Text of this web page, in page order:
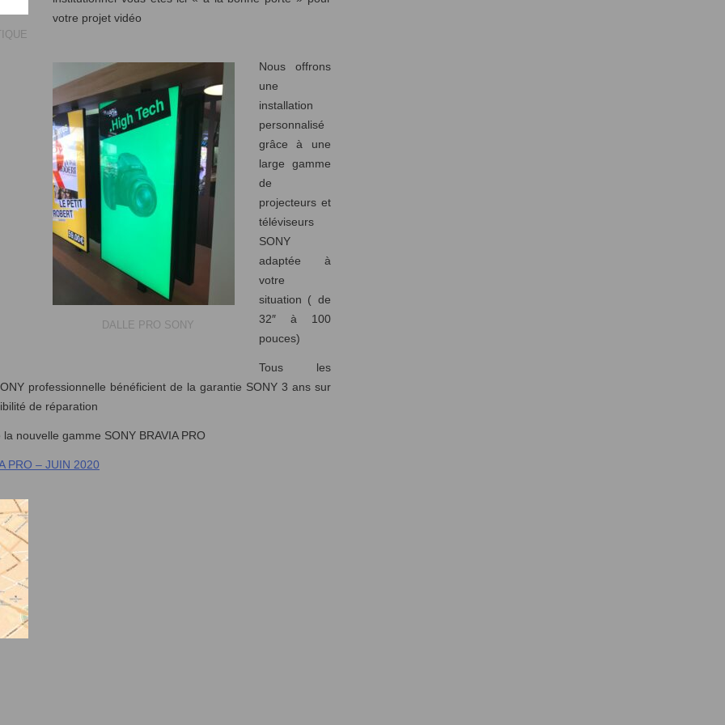
votre projet vidéo
DALLE PRO SONY
Nous offrons
une
installation
personnalisé
grâce à une
large gamme
de
projecteurs et
téléviseurs
SONY
adaptée à
votre
situation ( de
32″ à 100
pouces)
Tous les
professionnelle bénéficient de la garantie SONY 3 ans sur
de réparation
nouvelle gamme SONY BRAVIA PRO
JUIN 2020